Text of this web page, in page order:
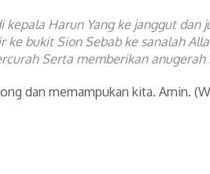
kepala Harun Yang ke janggut
ke bukit Sion Sebab ke sanalah
Serta memberikan anugerah
dan memampukan kita. Amin.